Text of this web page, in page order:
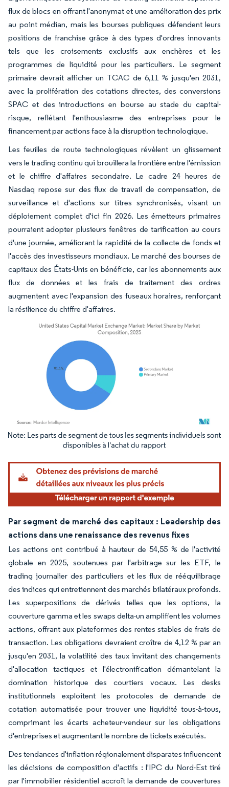
flux de blocs en offrant l'anonymat et une amélioration des prix
au point médian, mais les bourses publiques défendent leurs
positions de franchise grâce à des types d'ordres innovants
tels que les croisements exclusifs aux enchères et les
programmes de liquidité pour les particuliers. Le segment
primaire devrait afficher un TCAC de 6,11 % jusqu'en 2031,
avec la prolifération des cotations directes, des conversions
SPAC et des introductions en bourse au stade du capital-
risque, reflétant l'enthousiasme des entreprises pour le
financement par actions face à la disruption technologique.
Les feuilles de route technologiques révèlent un glissement
vers le trading continu qui brouillera la frontière entre l'émission
et le chiffre d'affaires secondaire. Le cadre 24 heures de
Nasdaq repose sur des flux de travail de compensation, de
surveillance et d'actions sur titres synchronisés, visant un
déploiement complet d'ici fin 2026. Les émetteurs primaires
pourraient adopter plusieurs fenêtres de tarification au cours
d'une journée, améliorant la rapidité de la collecte de fonds et
l'accès des investisseurs mondiaux. Le marché des bourses de
capitaux des États-Unis en bénéficie, car les abonnements aux
flux de données et les frais de traitement des ordres
augmentent avec l'expansion des fuseaux horaires, renforçant
la résilience du chiffre d'affaires.
Image © Mordor Intelligence. La réutilisation nécessite une attribution sous CC BY
Par segment de marché des capitaux : Leadership des
actions dans une renaissance des revenus fixes
Les actions ont contribué à hauteur de 54,55 % de l'activité
globale en 2025, soutenues par l'arbitrage sur les ETF, le
trading journalier des particuliers et les flux de rééquilibrage
des indices qui entretiennent des marchés bilatéraux profonds.
Les superpositions de dérivés telles que les options, la
couverture gamma et les swaps delta-un amplifient les volumes
actions, offrant aux plateformes des rentes stables de frais de
transaction. Les obligations devraient croître de 4,12 % par an
jusqu'en 2031, la volatilité des taux invitant des changements
d'allocation tactiques et l'électronification démantelant la
domination historique des courtiers vocaux. Les desks
institutionnels exploitent les protocoles de demande de
cotation automatisée pour trouver une liquidité tous-à-tous,
comprimant les écarts acheteur-vendeur sur les obligations
d'entreprises et augmentant le nombre de tickets exécutés.
Des tendances d'inflation régionalement disparates influencent
les décisions de composition d'actifs : l'IPC du Nord-Est tiré
par l'immobilier résidentiel accroît la demande de couvertures